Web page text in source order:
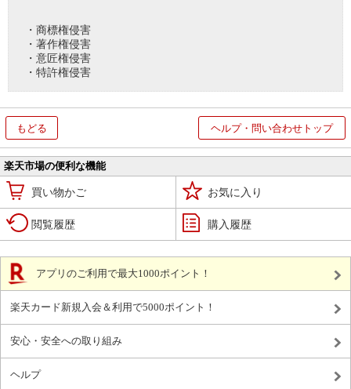
・商標権侵害
・著作権侵害
・意匠権侵害
・特許権侵害
もどる ヘルプ・問い合わせトップ
楽天市場の便利な機能
買い物かご お気に入り
閲覧履歴 購入履歴
アプリのご利用で最大1000ポイント！
楽天カード新規入会＆利用で5000ポイント！
安心・安全への取り組み
ヘルプ